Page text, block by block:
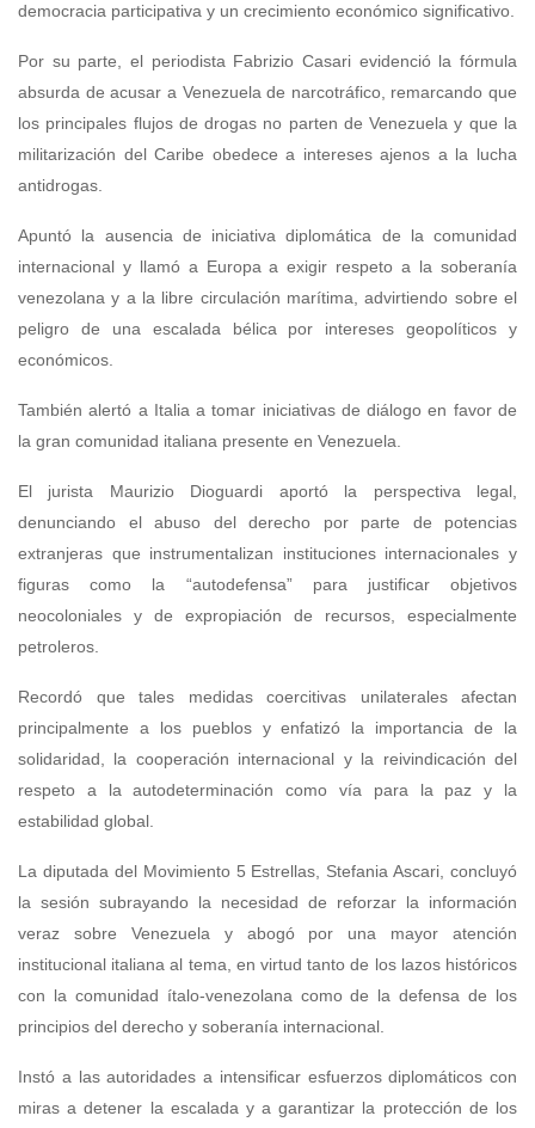
democracia participativa y un crecimiento económico significativo.
Por su parte, el periodista Fabrizio Casari evidenció la fórmula
absurda de acusar a Venezuela de narcotráfico, remarcando que
los principales flujos de drogas no parten de Venezuela y que la
militarización del Caribe obedece a intereses ajenos a la lucha
antidrogas.
Apuntó la ausencia de iniciativa diplomática de la comunidad
internacional y llamó a Europa a exigir respeto a la soberanía
venezolana y a la libre circulación marítima, advirtiendo sobre el
peligro de una escalada bélica por intereses geopolíticos y
económicos.
También alertó a Italia a tomar iniciativas de diálogo en favor de
la gran comunidad italiana presente en Venezuela.
El jurista Maurizio Dioguardi aportó la perspectiva legal,
denunciando el abuso del derecho por parte de potencias
extranjeras que instrumentalizan instituciones internacionales y
figuras como la “autodefensa” para justificar objetivos
neocoloniales y de expropiación de recursos, especialmente
petroleros.
Recordó que tales medidas coercitivas unilaterales afectan
principalmente a los pueblos y enfatizó la importancia de la
solidaridad, la cooperación internacional y la reivindicación del
respeto a la autodeterminación como vía para la paz y la
estabilidad global.
La diputada del Movimiento 5 Estrellas, Stefania Ascari, concluyó
la sesión subrayando la necesidad de reforzar la información
veraz sobre Venezuela y abogó por una mayor atención
institucional italiana al tema, en virtud tanto de los lazos históricos
con la comunidad ítalo-venezolana como de la defensa de los
principios del derecho y soberanía internacional.
Instó a las autoridades a intensificar esfuerzos diplomáticos con
miras a detener la escalada y a garantizar la protección de los